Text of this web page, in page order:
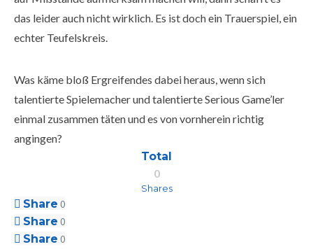
das leider auch nicht wirklich. Es ist doch ein Trauerspiel, ein
echter Teufelskreis.
Was käme bloß Ergreifendes dabei heraus, wenn sich
talentierte Spielemacher und talentierte Serious Game’ler
einmal zusammen täten und es von vornherein richtig
angingen?
Total
0
Shares
Share 0
Share 0
Share 0